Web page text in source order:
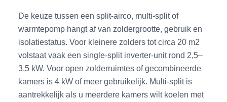
De keuze tussen een split-airco, multi-split of
warmtepomp hangt af van zoldergrootte, gebruik en
isolatiestatus. Voor kleinere zolders tot circa 20 m2
volstaat vaak een single-split inverter-unit rond 2,5–
3,5 kW. Voor open zolderruimtes of gecombineerde
kamers is 4 kW of meer gebruikelijk. Multi-split is
aantrekkelijk als u meerdere kamers wilt koelen met